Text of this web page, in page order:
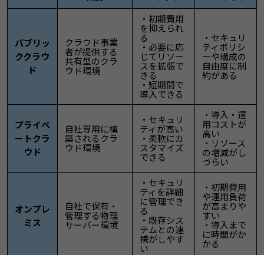
パブリッ
ククラウ
ド
クラウド事業
者が提供する
共有型のクラ
ウド環境
・初期費用
を抑えられ
る
・必要に応
じてリソー
スを拡張で
きる
・短期間で
導入できる
・セキュリ
ティポリシ
ーや構成の
自由度に制
約がある
プライベ
ートクラ
ウド
自社専用に構
築されるクラ
ウド環境
・セキュリ
ティが高い
・柔軟にカ
スタマイズ
できる
・導入・運
用コストが
高い
・リソース
の増減がし
づらい
オンプレ
ミス
自社で保有・
管理する物理
サーバー環境
・セキュリ
ティを詳細
に管理でき
る
・既存シス
テムとの連
携がしやす
い
・初期費用
や運用負荷
が高まりや
すい
・導入まで
に時間がか
かる